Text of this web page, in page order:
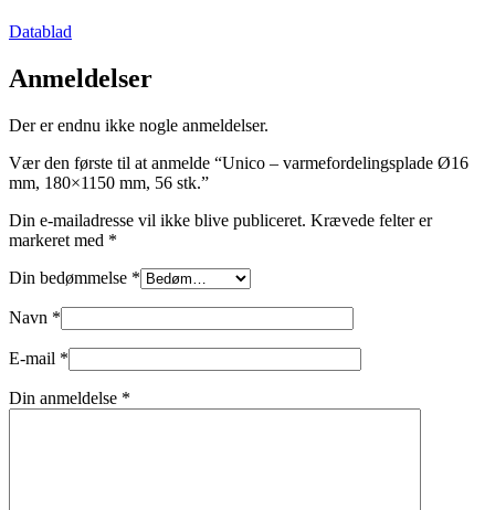
Datablad
Anmeldelser
Der er endnu ikke nogle anmeldelser.
Vær den første til at anmelde “Unico – varmefordelingsplade Ø16
mm, 180×1150 mm, 56 stk.”
Din e-mailadresse vil ikke blive publiceret. Krævede felter er
markeret med *
Din bedømmelse *
Navn *
E-mail *
Din anmeldelse *